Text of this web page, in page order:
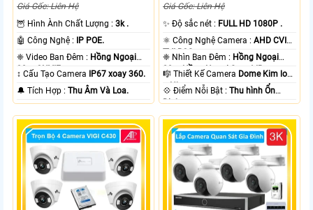
Giá Gốc: Liên Hệ
🦉 Hình Ành Chất Lượng :3k .
🤖️ Công Nghệ : IP POE.
❈ Video Ban Đêm : Hồng Ngoại
30m ONVIF.
↕️ Cấu Tạo Camera IP67 xoay 360.
️🔔 Tích Hợp :Thu Âm Và Loa.
Giá Gốc: Liên Hệ
✨ Độ sắc nét : FULL HD 1080P .
⚛️ Công Nghệ Camera :AHD CVI
TVI BCS.
❈ Nhìn Ban Đêm : Hồng Ngoại
20m Hồng Ngoại Smart IR.
🎼️ Thiết Kế Camera Dome Kim loại
+ Nhựa.
️💠 Điểm Nỗi Bật :Thu hình Ổn
Định.